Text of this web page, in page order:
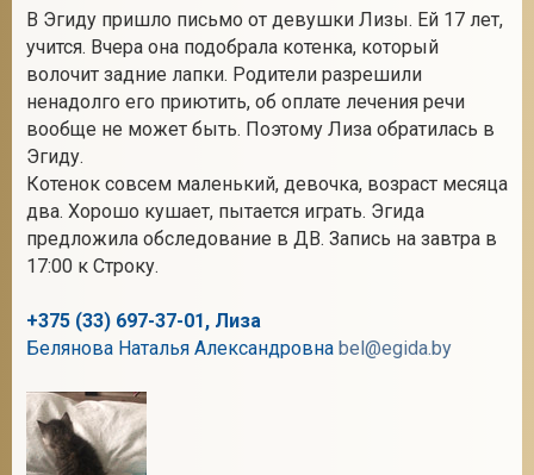
В Эгиду пришло письмо от девушки Лизы. Ей 17 лет,
учится. Вчера она подобрала котенка, который
волочит задние лапки. Родители разрешили
ненадолго его приютить, об оплате лечения речи
вообще не может быть. Поэтому Лиза обратилась в
Эгиду.
Котенок совсем маленький, девочка, возраст месяца
два. Хорошо кушает, пытается играть. Эгида
предложила обследование в ДВ. Запись на завтра в
17:00 к Строку.
+375 (33) 697-37-01, Лиза
Белянова Наталья Александровна bel@egida.by